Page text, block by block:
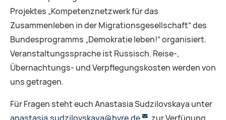
Projektes „Kompetenznetzwerk für das
Zusammenleben in der Migrationsgesellschaft“ des
Bundesprogramms „Demokratie leben!“ organisiert.
Veranstaltungssprache ist Russisch. Reise-,
Übernachtungs- und Verpflegungskosten werden von
uns getragen.
Für Fragen steht euch Anastasia Sudzilovskaya unter